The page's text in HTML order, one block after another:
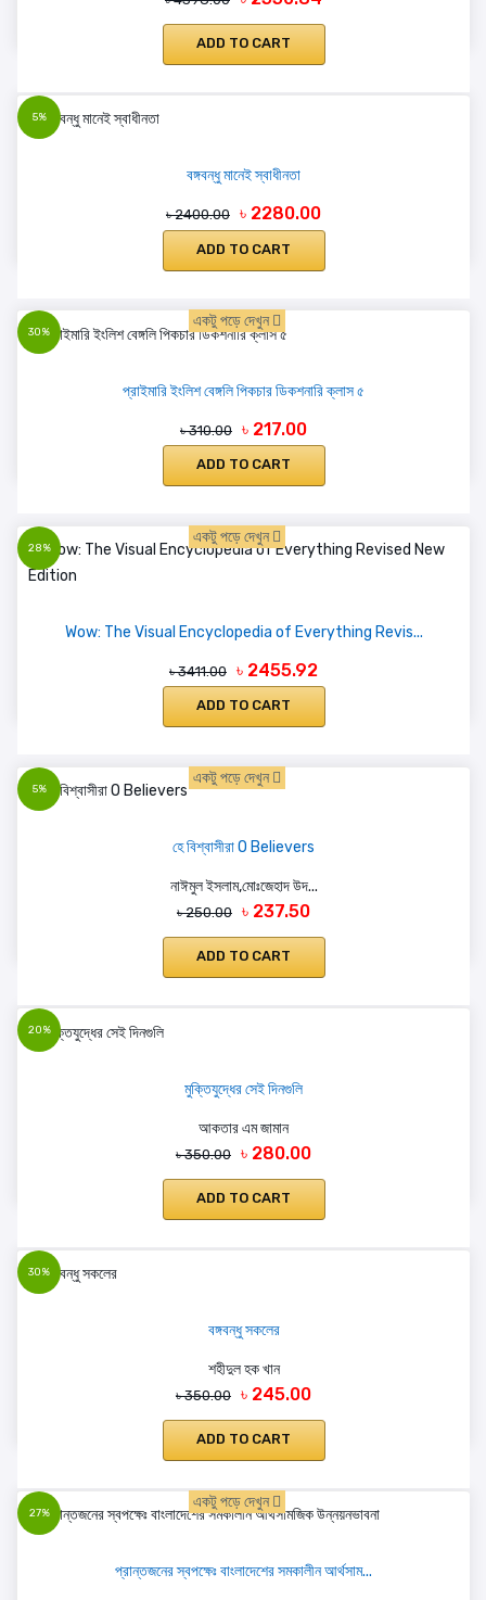
ADD TO CART
5%
বঙ্গবন্ধু মানেই স্বাধীনতা
৳ 2400.00 ৳ 2280.00
ADD TO CART
30%
একটু পড়ে দেখুন
প্রাইমারি ইংলিশ বেঙ্গলি পিকচার ডিকশনারি ক্লাস ৫
৳ 310.00 ৳ 217.00
ADD TO CART
28%
একটু পড়ে দেখুন
Wow: The Visual Encyclopedia of Everything Revis...
৳ 3411.00 ৳ 2455.92
ADD TO CART
5%
একটু পড়ে দেখুন
হে বিশ্বাসীরা O Believers
নাঈমুল ইসলাম,মোঃজেহাদ উদ...
৳ 250.00 ৳ 237.50
ADD TO CART
20%
মুক্তিযুদ্ধের সেই দিনগুলি
আকতার এম জামান
৳ 350.00 ৳ 280.00
ADD TO CART
30%
বঙ্গবন্ধু সকলের
শহীদুল হক খান
৳ 350.00 ৳ 245.00
ADD TO CART
27%
একটু পড়ে দেখুন
প্রান্তজনের স্বপক্ষেঃ বাংলাদেশের সমকালীন আর্থসাম...